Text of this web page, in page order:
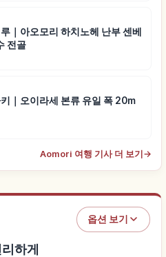
｜아오모리 하치노헤 난부 센베
전골
｜오이라세 본류 유일 폭 20m
Aomori 여행 기사 더 보기 →
옵션 보기
하게